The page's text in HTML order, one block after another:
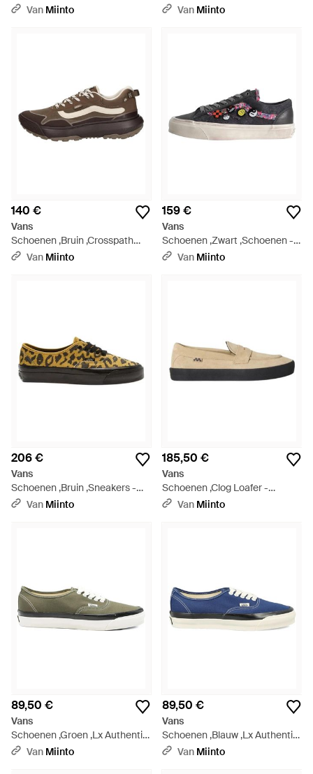
Sneakers Laag - Naturel
Van Miinto
Laag - Groen
Van Miinto
140 €
Vans
Schoenen ,Bruin ,Crosspath
Sneakers Laag - Bruin
Van Miinto
159 €
Vans
Schoenen ,Zwart ,Schoenen -
Blauw
Van Miinto
206 €
Vans
Schoenen ,Bruin ,Sneakers -
Groen
Van Miinto
185,50 €
Vans
Schoenen ,Clog Loafer -
Naturel
Van Miinto
89,50 €
Vans
Schoenen ,Groen ,Lx Authentic
44 Deck - Groen
Van Miinto
89,50 €
Vans
Schoenen ,Blauw ,Lx Authentic
44 Deck - Blauw
Van Miinto